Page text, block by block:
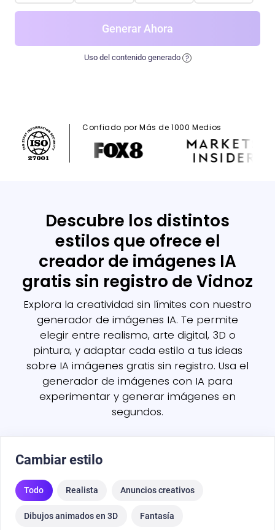
Generar Ahora
Uso del contenido generado
Confiado por Más de 1000 Medios
Descubre los distintos
estilos que ofrece el
creador de imágenes IA
gratis sin registro de Vidnoz
Explora la creatividad sin límites con nuestro
generador de imágenes IA. Te permite
elegir entre realismo, arte digital, 3D o
pintura, y adaptar cada estilo a tus ideas
sobre IA imágenes gratis sin registro. Usa el
generador de imágenes con IA para
experimentar y generar imágenes en
segundos.
Cambiar estilo
Todo Realista Anuncios creativos
Dibujos animados en 3D Fantasía